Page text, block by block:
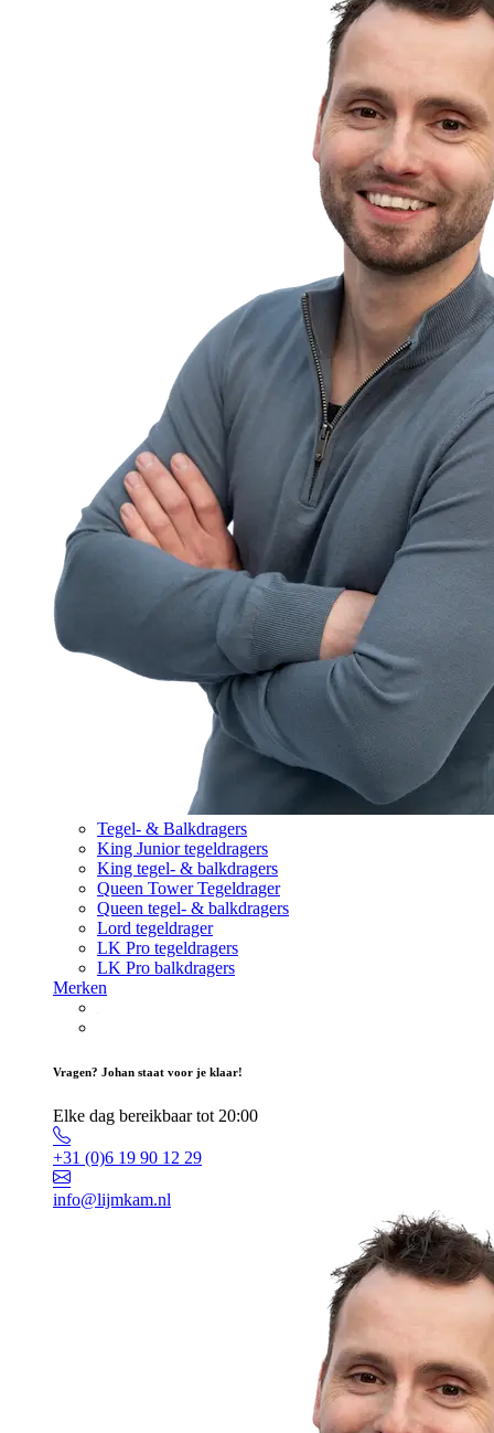
Tegel- & Balkdragers
King Junior tegeldragers
King tegel- & balkdragers
Queen Tower Tegeldrager
Queen tegel- & balkdragers
Lord tegeldrager
LK Pro tegeldragers
LK Pro balkdragers
Merken
Vragen? Johan staat voor je klaar!
Elke dag bereikbaar tot 20:00
+31 (0)6 19 90 12 29
info@lijmkam.nl